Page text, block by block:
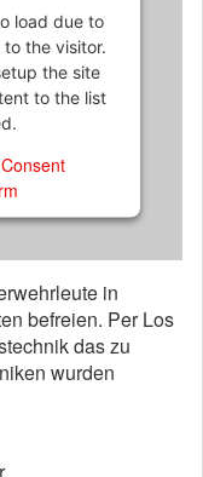
load due to
the visitor.
the site
to the list
in
befreien. Per Los
das zu
wurden